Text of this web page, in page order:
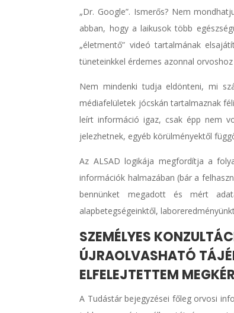
„Dr. Google”. Ismerős? Nem
abban, hogy a laikusok több
„életmentő” videó tartalmának
tüneteinkkel érdemes azonnal
Nem mindenki tudja eldönteni, mi
médiafelületek jócskán tartalmaznak
leírt információ igaz, csak épp nem
jelezhetnek, egyéb körülményektől
Az ALSAD logikája megfordítja a
információk halmazában (bár a
bennünket megadott és mért
alapbetegségeinktől,
SZEMÉLYES
ÚJRAOLVASHATÓ
ELFELEJTETTEM
A Tudástár bejegyzései főleg orvosi